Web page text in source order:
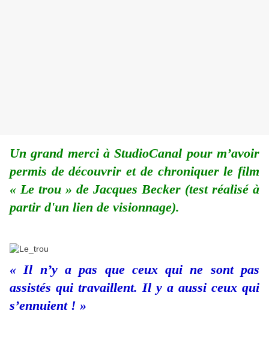
Un grand merci à StudioCanal pour m’avoir
permis de découvrir et de chroniquer le film
« Le trou » de Jacques Becker (test réalisé à
partir d'un lien de visionnage).
« Il n’y a pas que ceux qui ne sont pas
assistés qui travaillent. Il y a aussi ceux qui
s’ennuient ! »